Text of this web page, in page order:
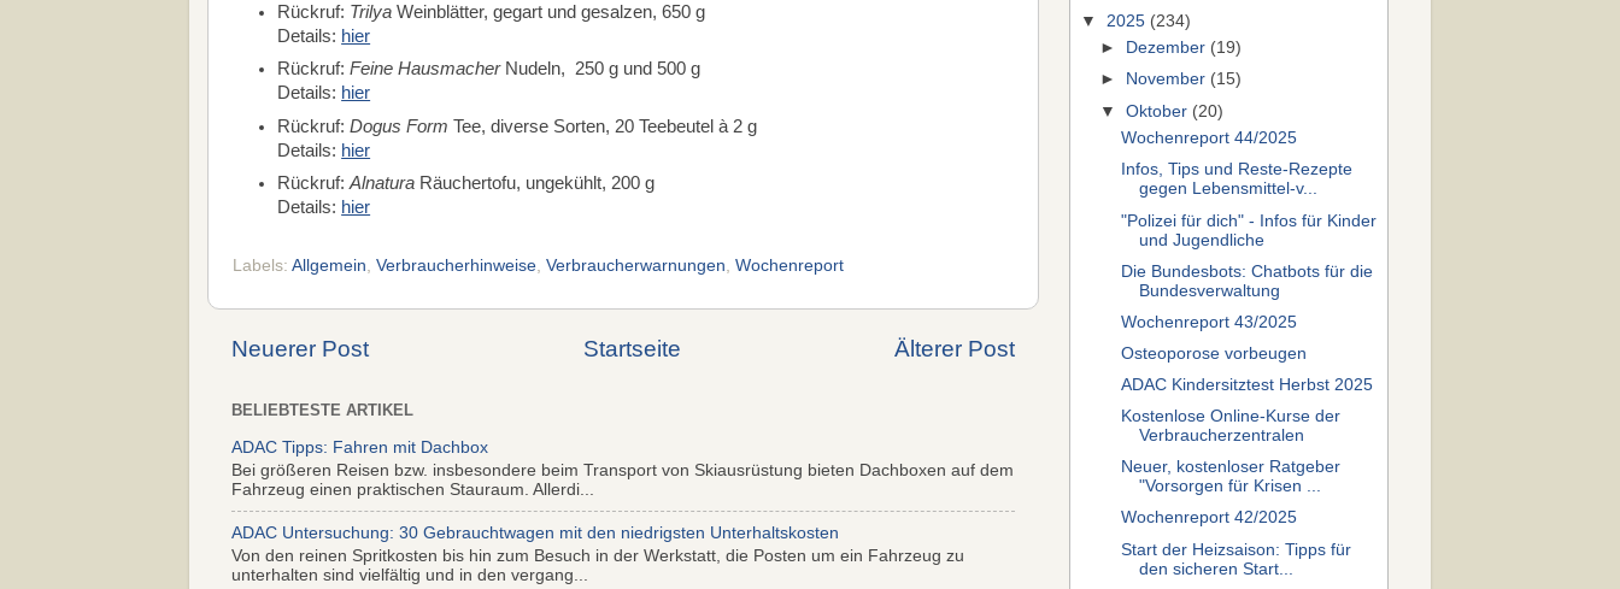
Rückruf: Trilya Weinblätter, gegart und gesalzen, 650 g
Details: hier
Rückruf:Feine HausmacherNudeln, 250 g und 500 g
Details: hier
Rückruf:Dogus Form Tee, diverse Sorten, 20 Teebeutel à 2 g
Details: hier
Rückruf:Alnatura Räuchertofu, ungekühlt, 200 g
Details: hier
Labels: Allgemein, Verbraucherhinweise, Verbraucherwarnungen, Wochenreport
Neuerer Post Älterer Post
Startseite
BELIEBTESTE ARTIKEL
ADAC Tipps: Fahren mit Dachbox
Bei größeren Reisen bzw. insbesondere beim Transport von Skiausrüstung bieten Dachboxen auf dem
Fahrzeug einen praktischen Stauraum. Allerdi...
ADAC Untersuchung: 30 Gebrauchtwagen mit den niedrigsten Unterhaltskosten
Von den reinen Spritkosten bis hin zum Besuch in der Werkstatt, die Posten um ein Fahrzeug zu
unterhalten sind vielfältig und in den vergang...
▼ 2025 (234)
►
Dezember (19)
►
November (15)
▼Oktober (20)
Wochenreport 44/2025
Infos, Tips und Reste-Rezepte
gegen Lebensmittel-v...
"Polizei für dich" - Infos für Kinder
und Jugendliche
Die Bundesbots: Chatbots für die
Bundesverwaltung
Wochenreport 43/2025
Osteoporose vorbeugen
ADAC Kindersitztest Herbst 2025
Kostenlose Online-Kurse der
Verbraucherzentralen
Neuer, kostenloser Ratgeber
"Vorsorgen für Krisen ...
Wochenreport 42/2025
Start der Heizsaison: Tipps für
den sicheren Start...